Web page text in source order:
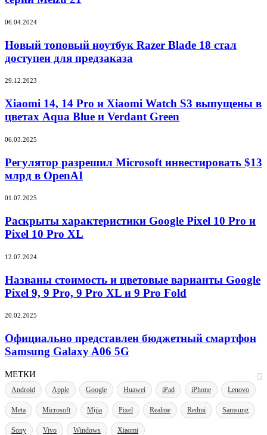
заказов
смартфоны
Meizu
21
Новый
ноутбук
Blade
стал
доступен
для
предзаказа
06.04.2024
Новый топовый ноутбук Razer Blade 18 стал
доступен для предзаказа
Xiaomi
14
Pro
и
Watch
выпущены
в
Aqua
и
Verdant
Green
29.12.2023
Xiaomi 14, 14 Pro и Xiaomi Watch S3 выпущены в
цветах Aqua Blue и Verdant Green
Регулятор
Microsoft
инвестировать
$13
в
06.03.2025
Регулятор разрешил Microsoft инвестировать $13
млрд в OpenAI
Раскрыты
Google
Pixel
10
и
10
Pro
01.07.2025
Раскрыты характеристики Google Pixel 10 Pro и
Pixel 10 Pro XL
Названы
и
цветовые
варианты
Pixel
9
Pro,
Pro
XL
и
9
Pro
Fold
12.07.2024
Названы стоимость и цветовые варианты Google
Pixel 9, 9 Pro, 9 Pro XL и 9 Pro Fold
Официально
бюджетный
смартфон
Samsung
A06
5G
20.02.2025
Официально представлен бюджетный смартфон
Samsung Galaxy A06 5G
МЕТКИ
Android Apple Google Huawei iPad iPhone Lenovo
Meta Microsoft Mijia Pixel Realme Redmi Samsung
Sony Vivo Windows Xiaomi